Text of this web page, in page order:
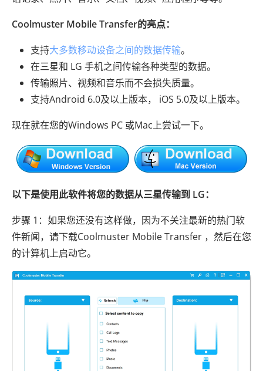
Coolmuster Mobile Transfer的亮点：
支持大多数移动设备之间的数据传输。
在三星和 LG 手机之间传输各种类型的数据。
传输照片、视频和音乐而不会损失质量。
支持Android 6.0及以上版本， iOS 5.0及以上版本。
现在就在您的Windows PC 或Mac上尝试一下。
以下是使用此软件将您的数据从三星传输到 LG：
步骤 1：如果您还没有这样做，因为不关注最新的热门软
件新闻，请下载Coolmuster Mobile Transfer ，然后在您
的计算机上启动它。